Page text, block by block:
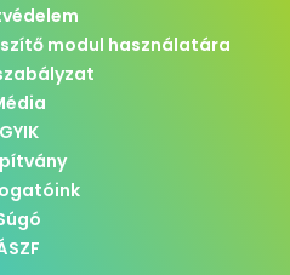
modul használatára
GYIK